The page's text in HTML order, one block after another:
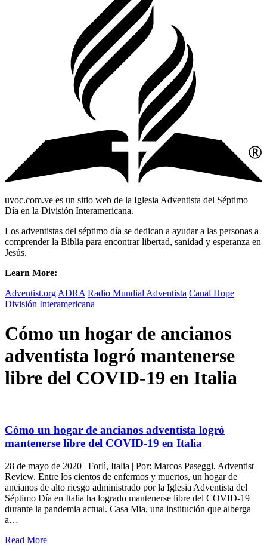
uvoc.com.ve es un sitio web de la Iglesia Adventista del Séptimo
Día en la División Interamericana.
Los adventistas del séptimo día se dedican a ayudar a las personas a
comprender la Biblia para encontrar libertad, sanidad y esperanza en
Jesús.
Learn More:
Adventist.org ADRA Radio Mundial Adventista Canal Hope
División Interamericana
Cómo un hogar de ancianos
adventista logró mantenerse
libre del COVID-19 en Italia
Cómo un hogar de ancianos adventista logró
mantenerse libre del COVID-19 en Italia
28 de mayo de 2020 | Forlì, Italia | Por: Marcos Paseggi, Adventist
Review. Entre los cientos de enfermos y muertos, un hogar de
ancianos de alto riesgo administrado por la Iglesia Adventista del
Séptimo Día en Italia ha logrado mantenerse libre del COVID-19
durante la pandemia actual. Casa Mia, una institución que alberga
a…
Read More